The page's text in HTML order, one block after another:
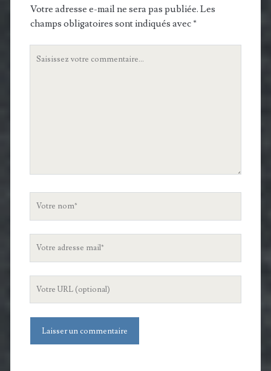
Votre adresse e-mail ne sera pas publiée. Les
champs obligatoires sont indiqués avec*
site